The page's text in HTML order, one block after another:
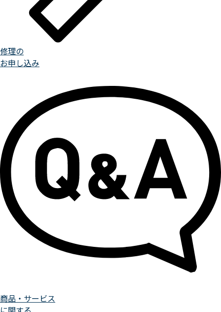
修理の
お申し込み
商品・サービス